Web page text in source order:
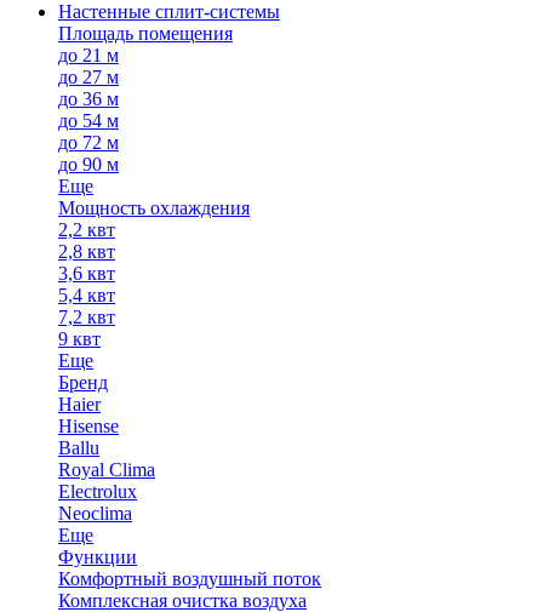
Настенные сплит-системы
Площадь помещения
до 21 м
до 27 м
до 36 м
до 54 м
до 72 м
до 90 м
Еще
Мощность охлаждения
2,2 квт
2,8 квт
3,6 квт
5,4 квт
7,2 квт
9 квт
Еще
Бренд
Haier
Hisense
Ballu
Royal Clima
Electrolux
Neoclima
Еще
Функции
Комфортный воздушный поток
Комплексная очистка воздуха